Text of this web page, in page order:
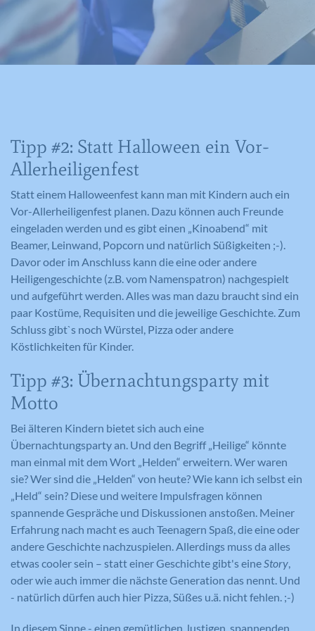
Tipp #2: Statt Halloween ein Vor-
Allerheiligenfest
Statt einem Halloweenfest kann man mit Kindern auch ein
Vor-Allerheiligenfest planen. Dazu können auch Freunde
eingeladen werden und es gibt einen „Kinoabend“ mit
Beamer, Leinwand, Popcorn und natürlich Süßigkeiten ;-).
Davor oder im Anschluss kann die eine oder andere
Heiligengeschichte (z.B. vom Namenspatron) nachgespielt
und aufgeführt werden. Alles was man dazu braucht sind ein
paar Kostüme, Requisiten und die jeweilige Geschichte. Zum
Schluss gibt`s noch Würstel, Pizza oder andere
Köstlichkeiten für Kinder.
Tipp #3: Übernachtungsparty mit
Motto
Bei älteren Kindern bietet sich auch eine
Übernachtungsparty an. Und den Begriff „Heilige“ könnte
man einmal mit dem Wort „Helden“ erweitern. Wer waren
sie? Wer sind die „Helden“ von heute? Wie kann ich selbst ein
„Held“ sein? Diese und weitere Impulsfragen können
spannende Gespräche und Diskussionen anstoßen. Meiner
Erfahrung nach macht es auch Teenagern Spaß, die eine oder
andere Geschichte nachzuspielen. Allerdings muss da alles
etwas cooler sein – statt einer Geschichte gibt's eine Story
oder wie auch immer die nächste Generation das nennt. Und
- natürlich dürfen auch hier Pizza, Süßes u.ä. nicht fehlen. ;-)
In diesem Sinne - einen gemütlichen, lustigen, spannenden
Benutzers identifiziert.
Name cookie_optin
Zweck
Dieses Cookie wird verwendet, um Ihre
Cookie-Einstellungen für diese Website
zu speichern.
Zweck
Wird von Google Analytics verwendet,
um die Anforderungsrate
Name _gid
Anbieter Google Analytics
Laufzeit 1 Tag
Registriert eine eindeutige ID, die
dazu, wie der Besucher die Website
nutzt, zu generieren.
Name _ga
Anbieter Google Analytics
Laufzeit 2 Jahre
Zweck
Registriert eine eindeutige ID, die
verwendet wird, um statistische Daten
dazu, wie der Besucher die Website
nutzt, zu generieren.
oder eindeutige Daten gesammelt werden.
Anonymisierte Daten werden evtl. mit Dritten
geteilt.
Zweck
Wird zum Entsperren von Google Maps
Inhalten verwendet.
Name GPS
Anbieter YouTube
Laufzeit 1 Tag
Zweck
Registriert eine eindeutige ID auf
mobilen Geräten, um Tracking
basierend auf dem geografischen GPS-
Standort zu ermöglichen.
Name VISITOR_INFO1_LIVE
Anbieter YouTube
Laufzeit 179 Tage
Zweck
Versucht, die Benutzerbandbreite auf
Seiten mit integrierten YouTube-Videos
zu schätzen.
Cookie-Informationen anzeigen